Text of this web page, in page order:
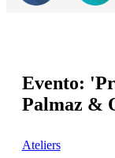
Evento:
Palmaz &
Ateliers